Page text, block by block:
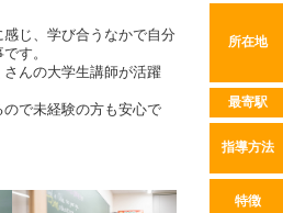
じ、学び合うなかで自分
す。
んの大学生講師が活躍
で未経験の方も安心で
所在地
最寄駅
指導方法
特徴